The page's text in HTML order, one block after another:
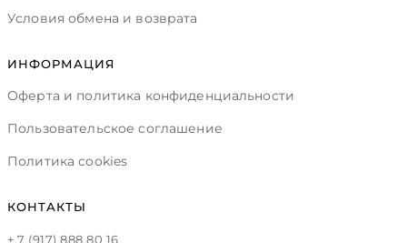
Условия обмена и возврата
ИНФОРМАЦИЯ
Оферта и политика конфиденциальности
Пользовательское соглашение
Политика cookies
КОНТАКТЫ
+ 7 (917) 888 80 16